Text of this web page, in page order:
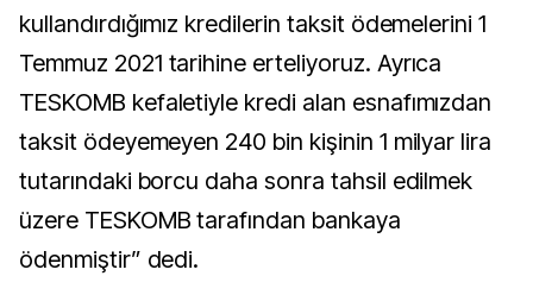
kullandırdığımız kredilerin taksit ödemelerini 1
Temmuz 2021 tarihine erteliyoruz. Ayrıca
TESKOMB kefaletiyle kredi alan esnafımızdan
taksit ödeyemeyen 240 bin kişinin 1 milyar lira
tutarındaki borcu daha sonra tahsil edilmek
üzere TESKOMB tarafından bankaya
ödenmiştir” dedi.